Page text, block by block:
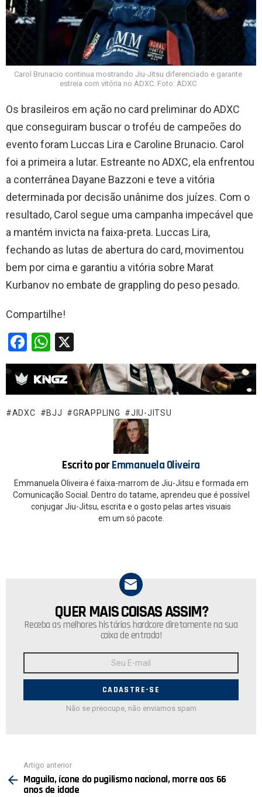
Carol Brunacio continua mostrando Jiu-Jitsu diferenciado e garante
estreia com vitória no ADXC. Foto: ADXC
Os brasileiros em ação no card preliminar do ADXC
que conseguiram buscar o troféu de campeões do
evento foram Luccas Lira e Caroline Brunacio. Carol
foi a primeira a lutar. Estreante no ADXC, ela enfrentou
a conterrânea Dayane Bazzoni e teve a vitória
determinada por decisão unânime dos juízes. Com o
resultado, Carol segue uma campanha impecável que
a mantém invicta na faixa-preta. Luccas Lira,
fechando as lutas de abertura do card, movimentou
bem por cima e garantiu a vitória sobre Marat
Kurbanov no embate de grappling do peso pesado.
Compartilhe!
F
a
ce
b
o
W
h
at
s
A
ADXC BJJ GRAPPLING JIU-JITSU
Escrito porEmmanuela Oliveira
Emmanuela Oliveira é faixa-marrom de Jiu-Jitsu e formada em
Comunicação Social. Dentro do tatame, aprendeu que é possível
conjugar Jiu-Jitsu, escrita e o gosto pelas artes visuais
em um só pacote.
NEWSLETTER
QUER MAIS COISAS ASSIM?
Receba as melhores histórias hardcore diretamente na sua
caixa de entrada!
E-
Não se preocupe, não enviamos spam
mais
Artigo anterior
Maguila, ícone do pugilismo nacional, morre aos 66
anos de idade